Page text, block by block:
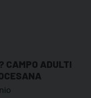
CAMPO ADULTI